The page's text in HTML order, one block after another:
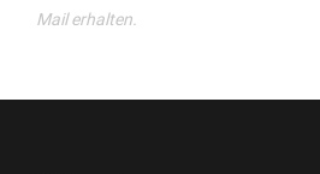
Mail erhalten.